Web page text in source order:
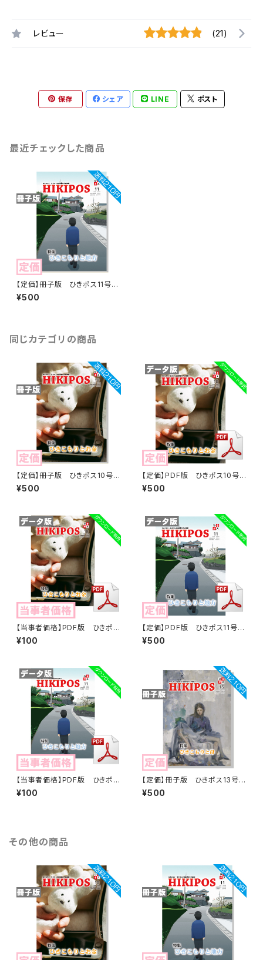
レビュー (21)
保存 シェア LINE ポスト
最近チェックした商品
【定価】冊子版 ひきポス11号
「ひきこもりと地方」
¥500
同じカテゴリの商品
【定価】冊子版 ひきポス10号
「ひきこもりとお金」
¥500
【定価】PDF版 ひきポス10号
「ひきこもりとお金」
¥500
【当事者価格】PDF版 ひきポス
10号「ひきこもりとお金」
¥100
【定価】PDF版 ひきポス11号
「ひきこもりと地方」
¥500
【当事者価格】PDF版 ひきポス
11号「ひきこもりと地方」
¥100
【定価】冊子版 ひきポス13号
「ひきこもりと母」
¥500
その他の商品